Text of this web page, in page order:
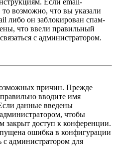
возможно, что вы указали
либо он заблокирован спам-
что ввели правильный
с администратором.
причин. Прежде
вводите имя
данные введены
чтобы
закрыт доступ к конференции.
ошибка в конфигурации
администратором для